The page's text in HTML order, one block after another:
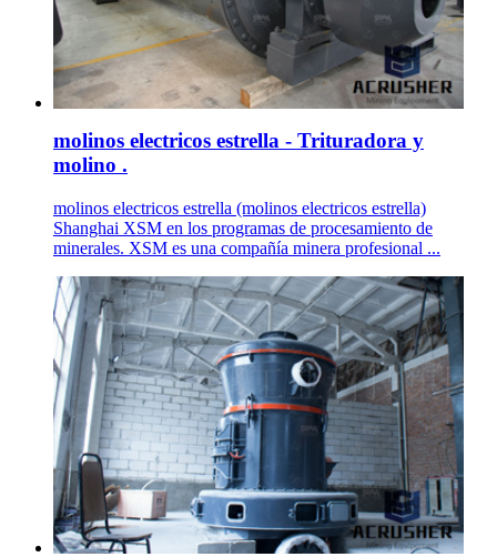
molinos electricos estrella - Trituradora y
molino .
molinos electricos estrella (molinos electricos estrella)
Shanghai XSM en los programas de procesamiento de
minerales. XSM es una compañía minera profesional ...